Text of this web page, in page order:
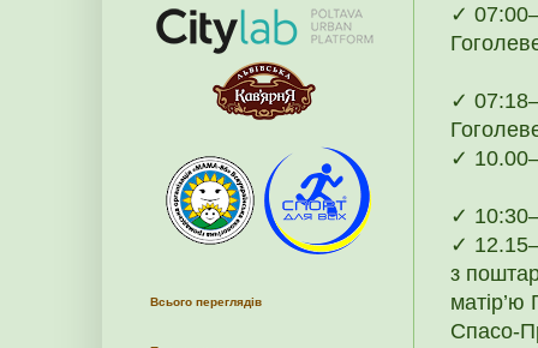
✓
✓
✓
✓
✓
з
Спасо-
Всього переглядів